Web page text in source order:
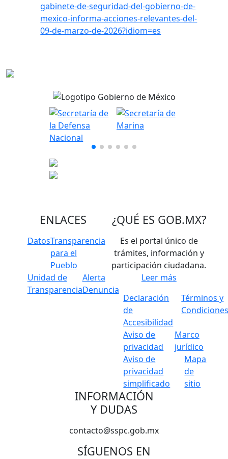
gabinete-de-seguridad-del-gobierno-de-
mexico-informa-acciones-relevantes-del-
09-de-marzo-de-2026?idiom=es
ENLACES
DatosTransparencia
para el
Pueblo
Unidad de
Transparencia
Alerta
Denuncia
¿QUÉ ES GOB.MX?
Es el portal único de
trámites, información y
participación ciudadana.
Leer más
Declaración
de
Accesibilidad
Términos y
Aviso de
privacidad
Marco
jurídico
Aviso de
privacidad
simplificado
Mapa
de
sitio
INFORMACIÓN
Y DUDAS
contacto@sspc.gob.mx
SÍGUENOS EN